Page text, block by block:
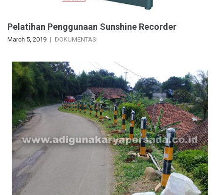
Pelatihan Penggunaan Sunshine Recorder
March 5, 2019 DOKUMENTASI